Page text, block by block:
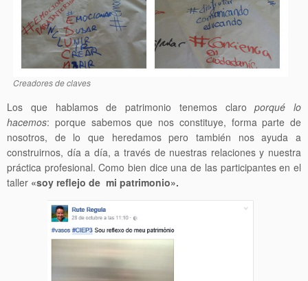
Creadores de claves
Los que hablamos de patrimonio tenemos claroporqué lo
hacemos: porque sabemos que nos constituye, forma parte de
nosotros, de lo que heredamos pero también nos ayuda a
construirnos, día a día, a través de nuestras relaciones y nuestra
práctica profesional. Como bien dice una de las participantes en el
taller «soy reflejo de mi patrimonio».